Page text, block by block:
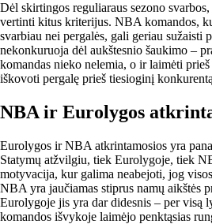
Dėl skirtingos reguliaraus sezono
vertinti kitus kriterijus. NBA komandos,
svarbiau nei pergalės, gali geriau sužaisti
nekonkuruoja dėl aukštesnio šaukimo –
komandas nieko nelemia, o ir laimėti
iškovoti pergalę prieš tiesioginį
NBA ir Eurolygos
Eurolygos ir NBA atkrintamosios yra
Statymų atžvilgiu, tiek Eurolygoje, tiek
motyvacija, kur galima neabejoti, jog
NBA yra jaučiamas stiprus namų aikštės
Eurolygoje jis yra dar didesnis – per visą
komandos išvykoje laimėjo penktąsias